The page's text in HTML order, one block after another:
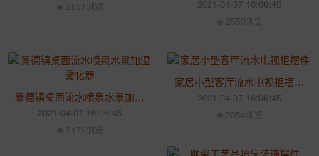
2851浏览 2021-04-07 16:06:45
2550浏览
景德镇桌面流水喷泉水景加湿雾化器 创意流水器喷泉加湿器
2021-04-07 16:06:45
2179浏览
家居小型客厅流水电视柜摆件 陶瓷喷泉桌面加湿器创意生日礼物
2021-04-07 16:06:45
2054浏览